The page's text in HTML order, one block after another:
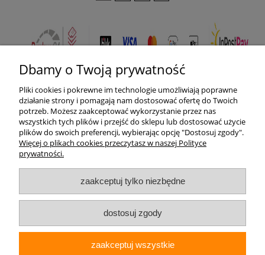
Pomoc
Moje konto
Informacje
O nas
Elektrohurt24.pl
Dbamy o Twoją prywatność
Pliki cookies i pokrewne im technologie umożliwiają poprawne
działanie strony i pomagają nam dostosować ofertę do Twoich
potrzeb. Możesz zaakceptować wykorzystanie przez nas
wszystkich tych plików i przejść do sklepu lub dostosować użycie
plików do swoich preferencji, wybierając opcję "Dostosuj zgody".
Więcej o plikach cookies przeczytasz w naszej Polityce
prywatności.
zaakceptuj tylko niezbędne
dostosuj zgody
zaakceptuj wszystkie